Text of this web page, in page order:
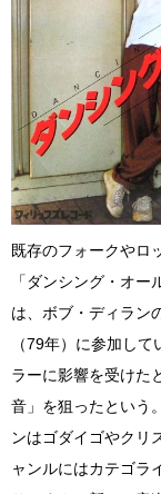
既存のフォークやロ
「ダンシング・オ
は、ボブ・ディラン
（79年）に参加し
ラーに影響を受けた
音」を狙ったという
ンはゴダイゴやクリ
ャンルにはカテゴラ